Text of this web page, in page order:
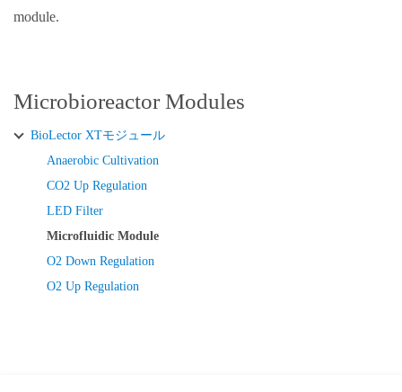
module.
Microbioreactor Modules
BioLector XTモジュール
Anaerobic Cultivation
CO2 Up Regulation
LED Filter
Microfluidic Module
O2 Down Regulation
O2 Up Regulation